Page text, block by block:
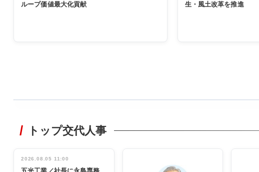
ループ価値最大化貢献
生・風土改革を推進
非鉄業界で
管理職編
インタビュ
INTERVIEW
トップ交代人事
2026.08.05 11:00